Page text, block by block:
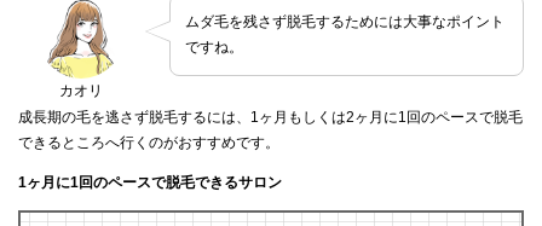
カオリ
ムダ毛を残さず脱毛するためには大事なポイント
ですね。
成長期の毛を逃さず脱毛するには、1ヶ月もしくは2ヶ月に1回のペースで脱毛
できるところへ行くのがおすすめです。
1ヶ月に1回のペースで脱毛できるサロン